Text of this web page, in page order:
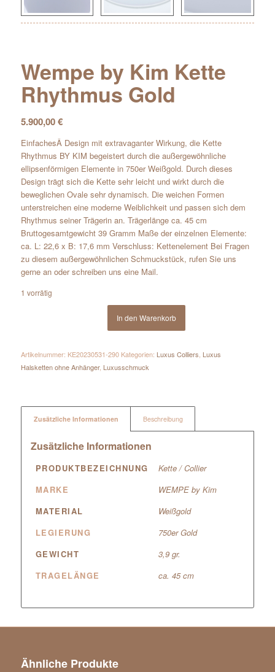
Wempe by Kim Kette
Rhythmus Gold
5.900,00€
EinfachesÂ Design mit extravaganter Wirkung, die Kette
Rhythmus BY KIM begeistert durch die außergewöhnliche
ellipsenförmigen Elemente in 750er Weißgold. Durch dieses
Design trägt sich die Kette sehr leicht und wirkt durch die
beweglichen Ovale sehr dynamisch. Die weichen Formen
unterstreichen eine moderne Weiblichkeit und passen sich dem
Rhythmus seiner Trägerin an. Trägerlänge ca. 45 cm
Bruttogesamtgewicht 39 Gramm Maße der einzelnen Elemente:
ca. L: 22,6 x B: 17,6 mm Verschluss: Kettenelement Bei Fragen
zu diesem außergewöhnlichen Schmuckstück, rufen Sie uns
gerne an oder schreiben uns eine Mail.
1 vorrätig
In den Warenkorb
Artikelnummer: KE20230531-290 Kategorien: Luxus Colliers Luxus
Halsketten ohne Anhänger, Luxusschmuck
Zusätzliche Informationen Beschreibung
Zusätzliche Informationen
PRODUKTBEZEICHNUNG
Kette / Collier
MARKE
WEMPE by Kim
MATERIAL
Weißgold
LEGIERUNG
750er Gold
GEWICHT
3,9 gr.
TRAGELÄNGE
ca. 45 cm
Ähnliche Produkte